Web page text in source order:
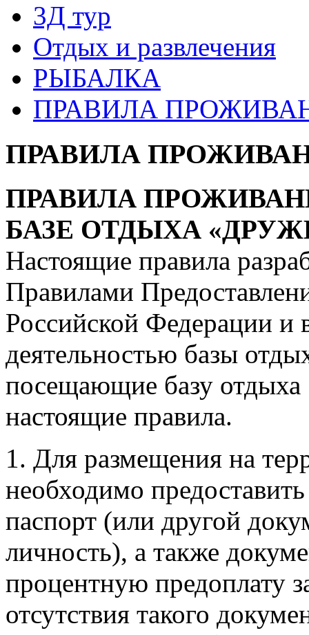
3Д тур
Отдых и развлечения
РЫБАЛКА
ПРАВИЛА
ПРАВИЛА
ПРАВИЛА
БАЗЕ ОТДЫХА
Настоящие правила
Правилами
Российской Федерации и
деятельностью базы
посещающие базу
настоящие правила.
1. Для размещения на
необходимо
паспорт (или другой
личность), а также
процентную предоплату
отсутствия такого